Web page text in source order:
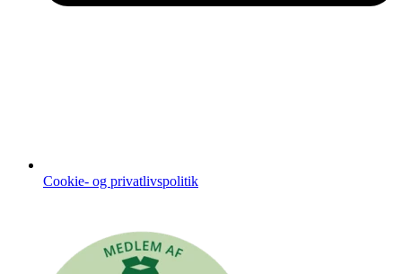
Cookie- og privatlivspolitik